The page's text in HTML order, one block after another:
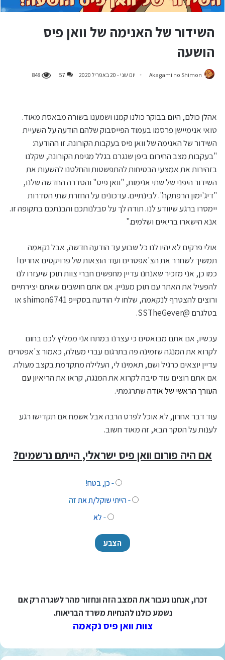
השידור של האנימה של וואן פיס
הושעה
Akagami no Shimon יום שני - 20 באפריל 2020 57
848
אהלן כולם, היום בבוקר כולנו קמנו ושמענו בשורה מבאסת מאוד.
טואי אנימיישן פרסמו בעמוד הפייסבוק שלהם הודעה על השעיית
השידור של האנימה של וואן פיס בעקבות הקורונה. זו ההודעה:
"בעקבות מצב החירום ביפן שנגרם בגלל מגיפת הקורונה, שקלנו
בזהירות את אמצעי הבטיחות להתפשטות והחלטנו להשעות את
השידור היפני של שתי אנימות, "וואן פיס" והסדרה החדשה שלנו,
"דיג'ימון הרפתקה". לבינתיים. עדכונים על החזרת שתי הסדרות
יימסרו ברגע שיוודע לנו. תודה לך על סבלנותכם והבנתכם בתקופה זו.
אנא הישארו בריאים ושלמים."
אולי פרקים לא יהיו לנו כל שבוע עד הודעה חדשה, אבל נקאמה
תמשיך לשחרר את הצ'אפטרים ועוד הוצאות של פרויקטים אחרים!
כמו כן, אני מזכיר שאנחנו עדיין מחפשים חברי צוות תוכן שיעזרו לנו
להפעיל את האתר עם תוכן מעניין. אם אתם חושבים שאתם יצירתיים
ורוצים להצטרף לנקאמה, שלחו לי הודעה בסקייפ shimon6741 או
בטלגרם @SSTheGever.
עכשיו, אם אתם מבואסים כי עצרנו במתח אני ממליץ לכם בחום
לקרוא את המנגה שזמינה פה בתרגום עברי מעולה, כאמור צ'אפטרים
עדיין יוצאים כרגיל ושם, תאמינו לי, העלילה מתקדמת בקצב מעולה.
אם אתם רוצים עוד סיבה לקרוא את המנגה, קראו את הריאיון עם
העורך הראשי של אודהשתרגמתי.
עוד דבר אחרון, לא אוכל לפרט הרבה אבל אשמח אם תקדישו רגע
לענות על הסקר הבא, זה מאוד חשוב.
אם היה פורום וואן פיס ישראלי, הייתם נרשמים?
- כן, בטח!
- הייתי שוקל/ת את זה
- לא
זכרו, אנחנו נעבור את המצב הזה ונחזור מהר לשגרה רק אם
נשמע כולנו להנחיות משרד הבריאות.
צוות וואן פיס נקאמה